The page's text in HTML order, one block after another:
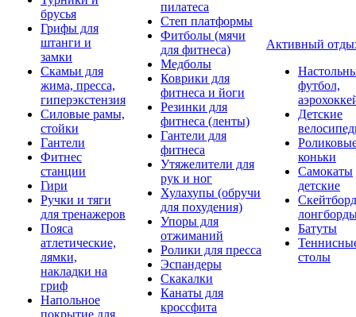
брусья
Грифы для
штанги и
замки
Скамьи для
жима, пресса,
гиперэкстензия
Силовые рамы,
стойки
Гантели
Фитнес
станции
Гири
Ручки и тяги
для тренажеров
Пояса
атлетические,
лямки,
накладки на
гриф
Напольное
покрытие для
пилатеса
Степ платформы
Фитболы (мячи
для фитнеса)
Медболы
Коврики для
фитнеса и йоги
Резинки для
фитнеса (ленты)
Гантели для
фитнеса
Утяжелители для
рук и ног
Хулахупы (обручи
для похудения)
Упоры для
отжиманий
Ролики для пресса
Эспандеры
Скакалки
Канаты для
кроссфита
Активный
футбол,
Детские
коньки
Самокаты
детские
Батуты
столы